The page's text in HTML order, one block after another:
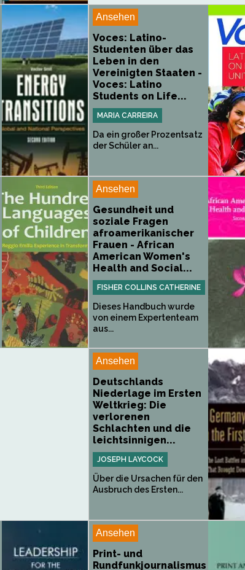
Ansehen
Voces: Latino-
Studenten über das
Leben in den
Vereinigten Staaten -
Voces: Latino
Students on Life...
MARIA CARREIRA
Da ein großer Prozentsatz
der Schüler an...
Ansehen
Gesundheit und
soziale Fragen
afroamerikanischer
Frauen - African
American Women's
Health and Social...
FISHER COLLINS CATHERINE
Dieses Handbuch wurde
von einem Expertenteam
aus...
Ansehen
Deutschlands
Niederlage im Ersten
Weltkrieg: Die
verlorenen
Schlachten und die
leichtsinnigen...
JOSEPH LAYCOCK
Über die Ursachen für den
Ausbruch des Ersten...
Ansehen
Print- und
Rundfunkjournalismus